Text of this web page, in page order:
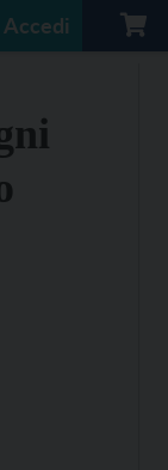
Accedi